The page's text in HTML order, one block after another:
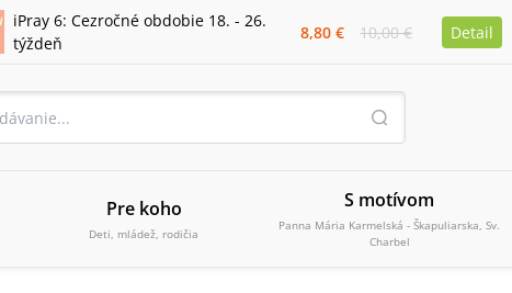
iPray 6: Cezročné obdobie 18. - 26.
týždeň
8,80 € 10,00 € Detail
Pre koho
Deti, mládež, rodičia
S motívom
Panna Mária Karmelská - Škapuliarska, Sv.
Charbel